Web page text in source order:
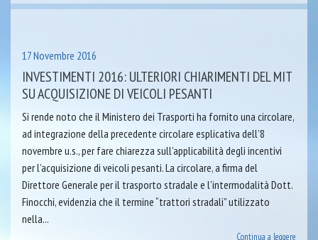
17 Novembre 2016
INVESTIMENTI 2016: ULTERIORI CHIARIMENTI DEL MIT
SU ACQUISIZIONE DI VEICOLI PESANTI
Si rende noto che il Ministero dei Trasporti ha fornito una circolare,
ad integrazione della precedente circolare esplicativa dell’8
novembre u.s., per fare chiarezza sull’applicabilità degli incentivi
per l’acquisizione di veicoli pesanti. La circolare, a firma del
Direttore Generale per il trasporto stradale e l’intermodalità Dott.
Finocchi, evidenzia che il termine “trattori stradali” utilizzato
nella...
Continua a leggere